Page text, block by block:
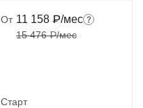
От 11 158 ₽/мес
15 476 ₽/мес
Старт